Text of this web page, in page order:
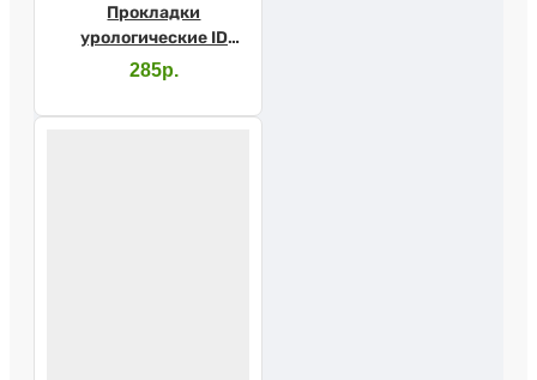
Прокладки
урологические ID
Light Advanced maxi
285р.